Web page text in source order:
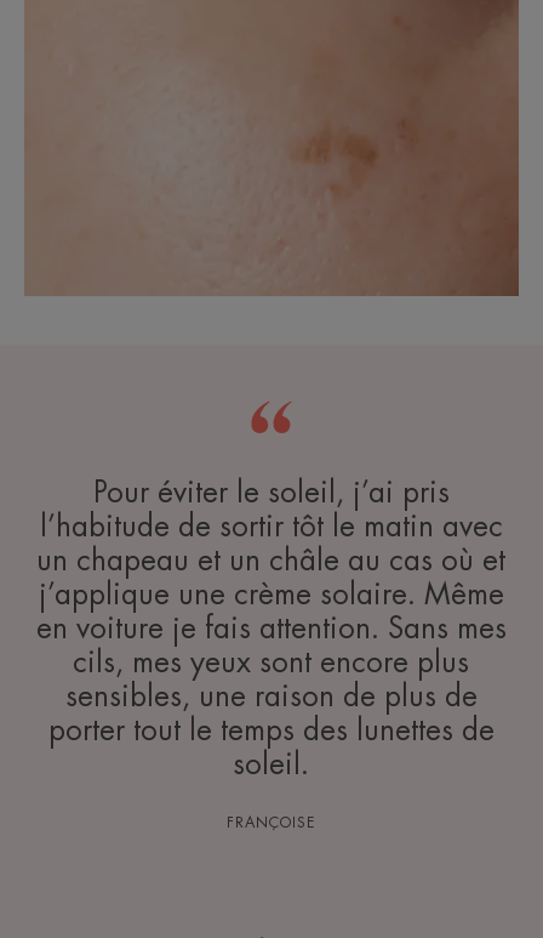
Pour éviter le soleil, j’ai pris
l’habitude de sortir tôt le matin avec
un chapeau et un châle au cas où et
j’applique une crème solaire. Même
en voiture je fais attention. Sans mes
cils, mes yeux sont encore plus
sensibles, une raison de plus de
porter tout le temps des lunettes de
soleil.
FRANÇOISE